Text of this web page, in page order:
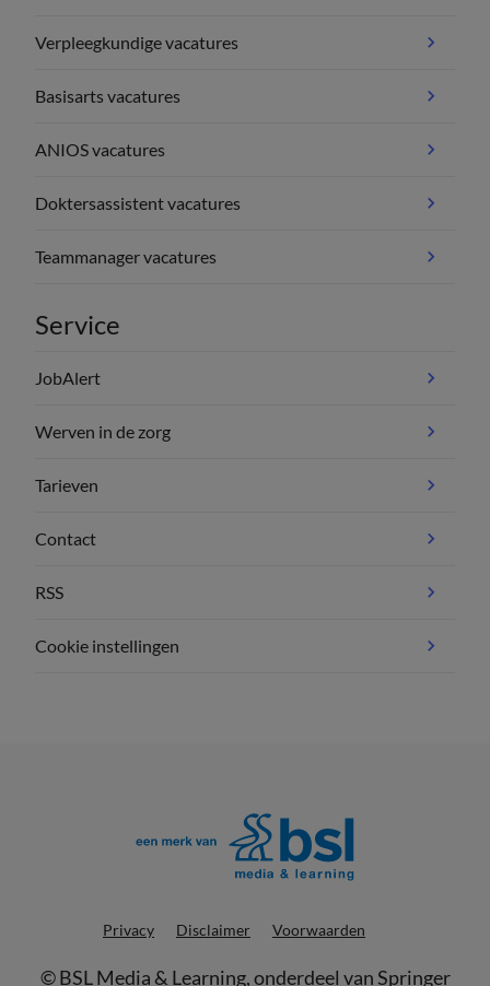
Verpleegkundige vacatures
Basisarts vacatures
ANIOS vacatures
Doktersassistent vacatures
Teammanager vacatures
Service
JobAlert
Werven in de zorg
Tarieven
Contact
RSS
Cookie instellingen
Privacy Disclaimer Voorwaarden
©BSL Media & Learning, onderdeel vanSpringer